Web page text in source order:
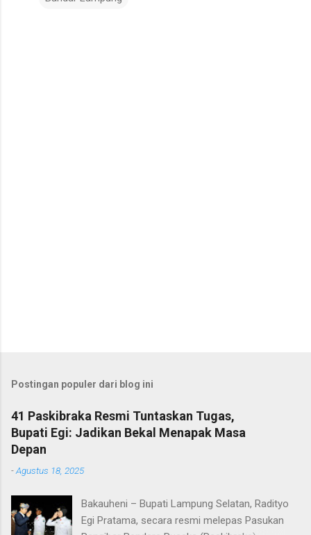
Postingan populer dari blog ini
41 Paskibraka Resmi Tuntaskan Tugas,
Bupati Egi: Jadikan Bekal Menapak Masa
Depan
-Agustus 18, 2025
Bakauheni – Bupati Lampung Selatan, Radityo
Egi Pratama, secara resmi melepas Pasukan